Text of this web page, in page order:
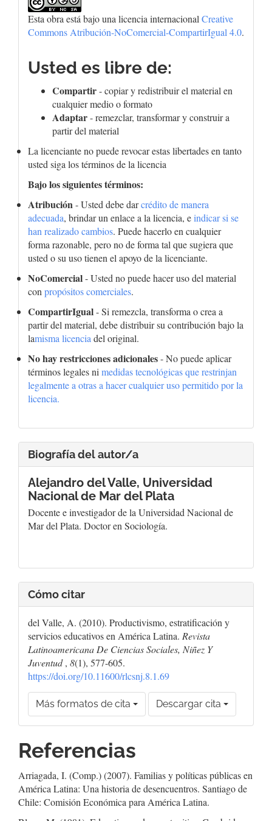
Esta obra está bajo una licencia internacional Creative
Commons Atribución-NoComercial-CompartirIgual 4.0.
Usted es libre de:
Compartir- copiar y redistribuir el material en
cualquier medio o formato
Adaptar- remezclar, transformar y construir a
partir del material
La licenciante no puede revocar estas libertades en tanto
usted siga los términos de la licencia
Bajo los siguientes términos:
Atribución - Usted debe darcrédito de manera
adecuada, brindar un enlace a la licencia, eindicar si se
han realizado cambios. Puede hacerlo en cualquier
forma razonable, pero no de forma tal que sugiera que
usted o su uso tienen el apoyo de la licenciante.
NoComercial- Usted no puede hacer uso del material
con propósitos comerciales.
CompartirIgual- Si remezcla, transforma o crea a
partir del material, debe distribuir su contribución bajo la
lamisma licencia del original.
No hay restricciones adicionales- No puede aplicar
términos legales ni medidas tecnológicas que restrinjan
legalmente a otras a hacer cualquier uso permitido por la
licencia.
Biografía del autor/a
Alejandro del Valle, Universidad
Nacional de Mar del Plata
Docente e investigador de la Universidad Nacional de
Mar del Plata. Doctor en Sociología.
Cómo citar
del Valle, A. (2010). Productivismo, estratificación y
servicios educativos en América Latina. Revista
Latinoamericana De Ciencias Sociales, Niñez Y
Juventud, 8(1), 577-605.
https://doi.org/10.11600/rlcsnj.8.1.69
Más formatos de cita Descargar cita
Referencias
Arriagada, I. (Comp.) (2007). Familias y políticas públicas en
América Latina: Una historia de desencuentros. Santiago de
Chile: Comisión Económica para América Latina.